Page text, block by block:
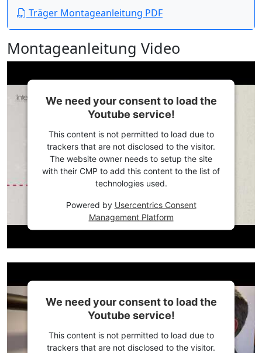
Träger Montageanleitung PDF
Montageanleitung Video
We need your consent to load the
Youtube service!
This content is not permitted to load due to
trackers that are not disclosed to the visitor.
The website owner needs to setup the site
with their CMP to add this content to the list of
technologies used.
Powered by Usercentrics Consent
Management Platform
We need your consent to load the
Youtube service!
This content is not permitted to load due to
trackers that are not disclosed to the visitor.